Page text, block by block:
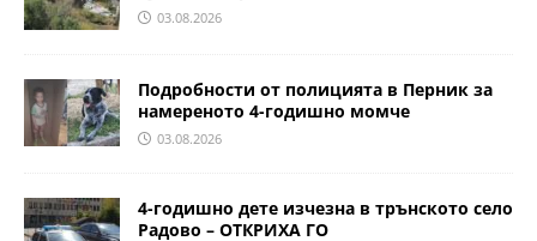
03.08.2026
Подробности от полицията в Перник за
намереното 4-годишно момче
03.08.2026
4-годишно дете изчезна в трънското село
Радово – ОТКРИХА ГО